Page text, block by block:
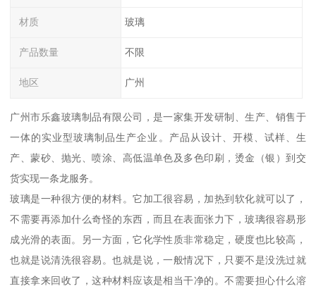
材质 玻璃
产品数量 不限
地区 广州
广州市乐鑫玻璃制品有限公司，是一家集开发研制、生产、销售于
一体的实业型玻璃制品生产企业。产品从设计、开模、试样、生
产、蒙砂、抛光、喷涂、高低温单色及多色印刷，烫金（银）到交
货实现一条龙服务。
玻璃是一种很方便的材料。它加工很容易，加热到软化就可以了，
不需要再添加什么奇怪的东西，而且在表面张力下，玻璃很容易形
成光滑的表面。另一方面，它化学性质非常稳定，硬度也比较高，
也就是说清洗很容易。也就是说，一般情况下，只要不是没洗过就
直接拿来回收了，这种材料应该是相当干净的。不需要担心什么溶